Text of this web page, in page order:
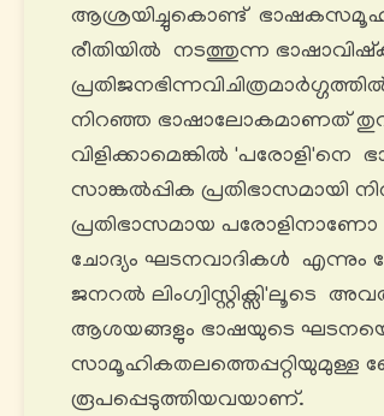
ആശ്രയിച്ചുകൊണ്ട്
രീതിയിൽ നടത്തുന്ന
നിറഞ്ഞ ഭാഷാലോകമാണത്
വിളിക്കാമെങ്കിൽ 'പരോളി'നെ
സാങ്കൽപ്പിക പ്രതിഭാസമായി
പ്രതിഭാസമായ
ചോദ്യം ഘടനവാദികൾ എന്നും
ജനറൽ ലിംഗ്വിസ്റ്റിക്സി'ലൂടെ
ആശയങ്ങളും ഭാഷയുടെ
രൂപപ്പെടുത്തിയവയാണ്.